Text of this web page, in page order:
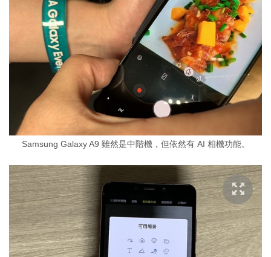
Samsung Galaxy A9 雖然是中階機，但依然有 AI 相機功能。